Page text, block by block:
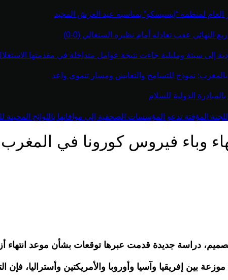
العام لمنظمة “إيسيسكو” بمناسبة عيد العرش المجيد
النهائي عقب تعادله أمام نظيره السنغالي (0-0)
إلى سبتة ومليلية جاءت نتيجة عوامل متداخلة في مقدمتها
نموذج للتسامح والتعايش ومسار تنموي واعد
الدولية للسلام
المؤقتة تدعو المؤسسات الصحفية إلى موافاتها باللوائح المحينة
وباء فيروس كورونا في المغرب
دراسة جديدة قدمت عبرها توقعات بشأن موعد انتهاء